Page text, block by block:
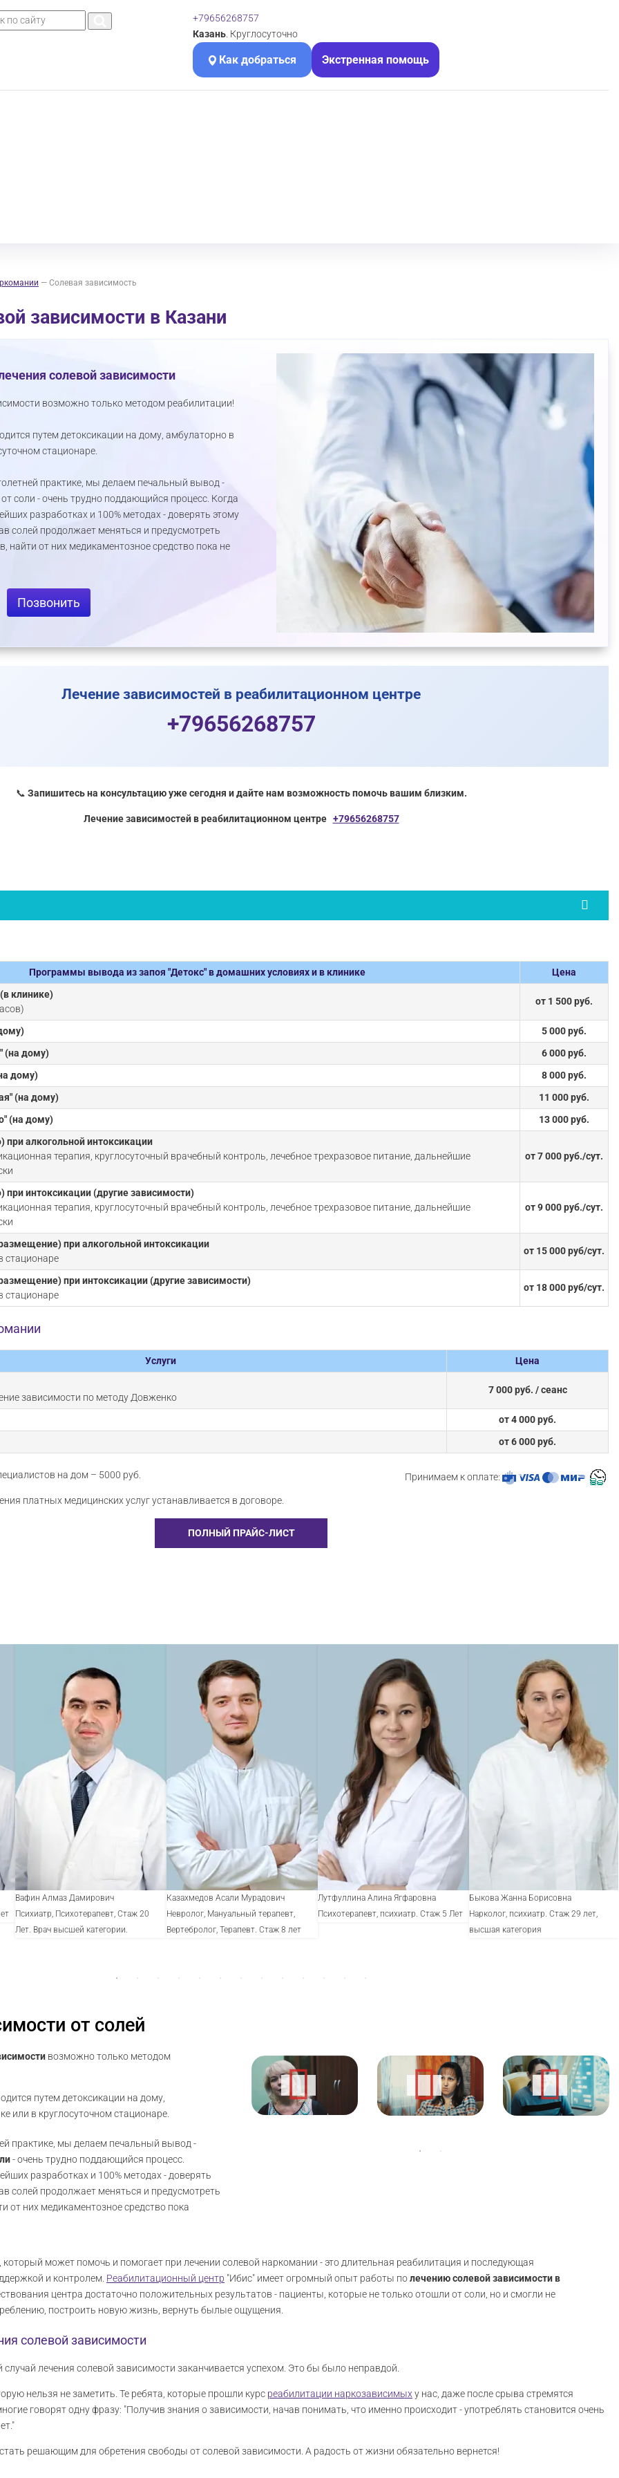
+79656268757
Казань . Круглосуточно
Как добраться Экстренная помощь
— Солевая зависимость
зависимости в Казани
солевой зависимости
возможно только методом реабилитации!
путем детоксикации на дому, амбулаторно в
стационаре.
практике, мы делаем печальный вывод -
соли - очень трудно поддающийся процесс. Когда
разработках и 100% методах - доверять этому
солей продолжает меняться и предусмотреть
найти от них медикаментозное средство пока не
Позвонить
Лечение зависимостей в реабилитационном центре
+79656268757
📞 Запишитесь на консультацию уже сегодня и дайте нам возможность помочь вашим близким.
Лечение зависимостей в реабилитационном центре +79656268757
Программы вывода из запоя "Детокс" в домашних условиях и в клинике
Цена
клинике)
от 1 500 руб.
5 000 руб.
(на дому)
6 000 руб.
дому)
8 000 руб.
(на дому)
11 000 руб.
(на дому)
13 000 руб.
при алкогольной интоксикации
терапия, круглосуточный врачебный контроль, лечебное трехразовое питание, дальнейшие
от 7 000 руб./сут.
при интоксикации (другие зависимости)
терапия, круглосуточный врачебный контроль, лечебное трехразовое питание, дальнейшие
от 9 000 руб./сут.
при алкогольной интоксикации
стационаре
от 15 000 руб/сут.
при интоксикации (другие зависимости)
стационаре
от 18 000 руб/сут.
Услуги Цена
зависимости по методу Довженко
7 000 руб. / сеанс
от 4 000 руб.
от 6 000 руб.
на дом – 5000 руб. Принимаем к оплате:
платных медицинских услуг устанавливается в договоре.
ПОЛНЫЙ ПРАЙС-ЛИСТ
Вафин Алмаз Дамирович
Психиатр, Психотерапевт, Стаж 20
Лет. Врач высшей категории.
Казахмедов Асали Мурадович
Невролог, Мануальный терапевт,
Вертебролог, Терапевт. Стаж 8 лет
Лутфуллина Алина Ягфаровна
Психотерапевт, психиатр. Стаж 5 Лет
Быкова Жанна Борисовна
Нарколог, психиатр. Стаж 29 лет,
высшая категория
от солей
возможно только методом
путем детоксикации на дому,
или в круглосуточном стационаре.
практике, мы делаем печальный вывод -
- очень трудно поддающийся процесс.
разработках и 100% методах - доверять
солей продолжает меняться и предусмотреть
от них медикаментозное средство пока
может помочь и помогает при лечении солевой наркомании - это длительная реабилитация и последующая
и контролем. Реабилитационный центр "Ибис" имеет огромный опыт работы полечению солевой зависимости в
центра достаточно положительных результатов - пациенты, которые не только отошли от соли, но и смогли не
построить новую жизнь, вернуть былые ощущения.
солевой зависимости
лечения солевой зависимости заканчивается успехом. Это бы было неправдой.
нельзя не заметить. Те ребята, которые прошли курс реабилитации наркозависимых у нас, даже после срыва стремятся
говорят одну фразу: "Получив знания о зависимости, начав понимать, что именно происходит - употреблять становится очень
решающим для обретения свободы от солевой зависимости. А радость от жизни обязательно вернется!